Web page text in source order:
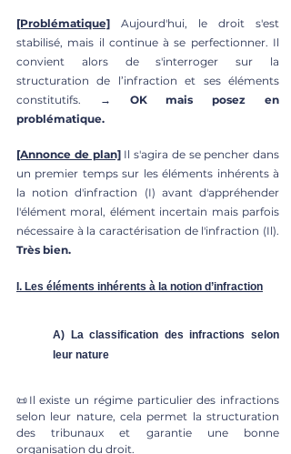
[Problématique] Aujourd'hui, le droit s'est
stabilisé, mais il continue à se perfectionner. Il
convient alors de s'interroger sur la
structuration de l’infraction et ses éléments
constitutifs. → OK mais posez en
problématique.
[Annonce de plan] Il s'agira de se pencher dans
un premier temps sur les éléments inhérents à
la notion d'infraction (I) avant d'appréhender
l'élément moral, élément incertain mais parfois
Très bien.
I. Les éléments inhérents à la notion d’infraction
A) La classification des infractions selon
leur nature
📜Il existe un régime particulier des infractions
selon leur nature, cela permet la structuration
des tribunaux et garantie une bonne
organisation du droit.